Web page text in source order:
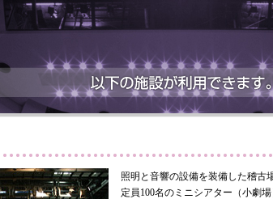
照明と音響の設備を装備した稽古
定員100名のミニシアター（小劇